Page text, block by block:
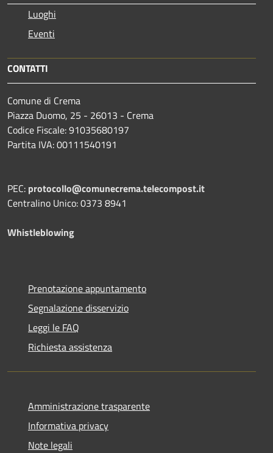
Luoghi
Eventi
CONTATTI
Comune di Crema
Piazza Duomo, 25 - 26013 - Crema
Codice Fiscale: 91035680197
Partita IVA: 00111540191
PEC: protocollo@comunecrema.telecompost.it
Centralino Unico: 0373 8941
Whistleblowing
Prenotazione appuntamento
Segnalazione disservizio
Leggi le FAQ
Richiesta assistenza
Amministrazione trasparente
Informativa privacy
Note legali